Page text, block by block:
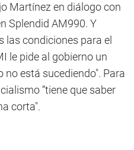
Martínez en diálogo con
Splendid AM990. Y
las condiciones para el
le pide al gobierno un
está sucediendo". Para
“tiene que saber
corta".